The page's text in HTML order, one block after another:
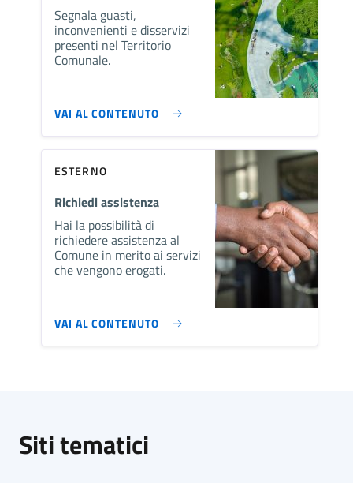
Segnala guasti,
inconvenienti e disservizi
presenti nel Territorio
Comunale.
VAI AL CONTENUTO
ESTERNO
Richiedi assistenza
Hai la possibilità di
richiedere assistenza al
Comune in merito ai servizi
che vengono erogati.
VAI AL CONTENUTO
Siti tematici